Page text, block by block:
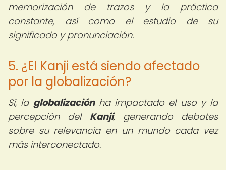
memorización de trazos y la práctica
constante, así como el estudio de su
significado y pronunciación.
5. ¿El Kanji está siendo afectado
por la globalización?
Sí, la globalizaciónha impactado el uso y la
percepción del Kanji, generando debates
sobre su relevancia en un mundo cada vez
más interconectado.